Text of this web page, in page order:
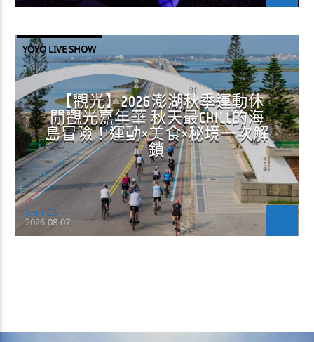
YOYO LIVE SHOW
【觀光】2026澎湖秋季運動休
閒觀光嘉年華 秋天最CHILL的海
島冒險！運動×美食×秘境一次解
鎖
Jean-CS
2026-08-07